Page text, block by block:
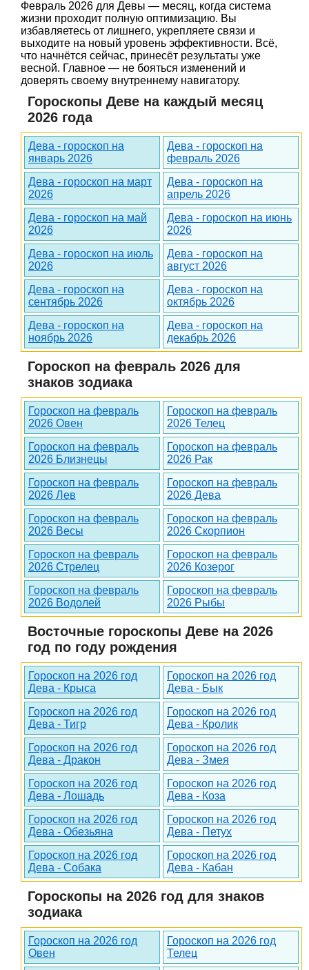
Февраль 2026 для Девы — месяц, когда система
жизни проходит полную оптимизацию. Вы
избавляетесь от лишнего, укрепляете связи и
выходите на новый уровень эффективности. Всё,
что начнётся сейчас, принесёт результаты уже
весной. Главное — не бояться изменений и
доверять своему внутреннему навигатору.
Гороскопы Деве на каждый месяц
2026 года
Дева - гороскоп на
январь 2026
Дева - гороскоп на
февраль 2026
Дева - гороскоп на март
2026
Дева - гороскоп на
апрель 2026
Дева - гороскоп на май
2026
Дева - гороскоп на июнь
2026
Дева - гороскоп на июль
2026
Дева - гороскоп на
август 2026
Дева - гороскоп на
сентябрь 2026
Дева - гороскоп на
октябрь 2026
Дева - гороскоп на
ноябрь 2026
Дева - гороскоп на
декабрь 2026
Гороскоп на февраль 2026 для
знаков зодиака
Гороскоп на февраль
2026 Овен
Гороскоп на февраль
2026 Телец
Гороскоп на февраль
2026 Близнецы
Гороскоп на февраль
2026 Рак
Гороскоп на февраль
2026 Лев
Гороскоп на февраль
2026 Дева
Гороскоп на февраль
2026 Весы
Гороскоп на февраль
2026 Скорпион
Гороскоп на февраль
2026 Стрелец
Гороскоп на февраль
2026 Козерог
Гороскоп на февраль
2026 Водолей
Гороскоп на февраль
2026 Рыбы
Восточные гороскопы Деве на 2026
год по году рождения
Гороскоп на 2026 год
Дева - Крыса
Гороскоп на 2026 год
Дева - Бык
Гороскоп на 2026 год
Дева - Тигр
Гороскоп на 2026 год
Дева - Кролик
Гороскоп на 2026 год
Дева - Дракон
Гороскоп на 2026 год
Дева - Змея
Гороскоп на 2026 год
Дева - Лошадь
Гороскоп на 2026 год
Дева - Коза
Гороскоп на 2026 год
Дева - Обезьяна
Гороскоп на 2026 год
Дева - Петух
Гороскоп на 2026 год
Дева - Собака
Гороскоп на 2026 год
Дева - Кабан
Гороскопы на 2026 год для знаков
зодиака
Гороскоп на 2026 год
Овен
Гороскоп на 2026 год
Телец